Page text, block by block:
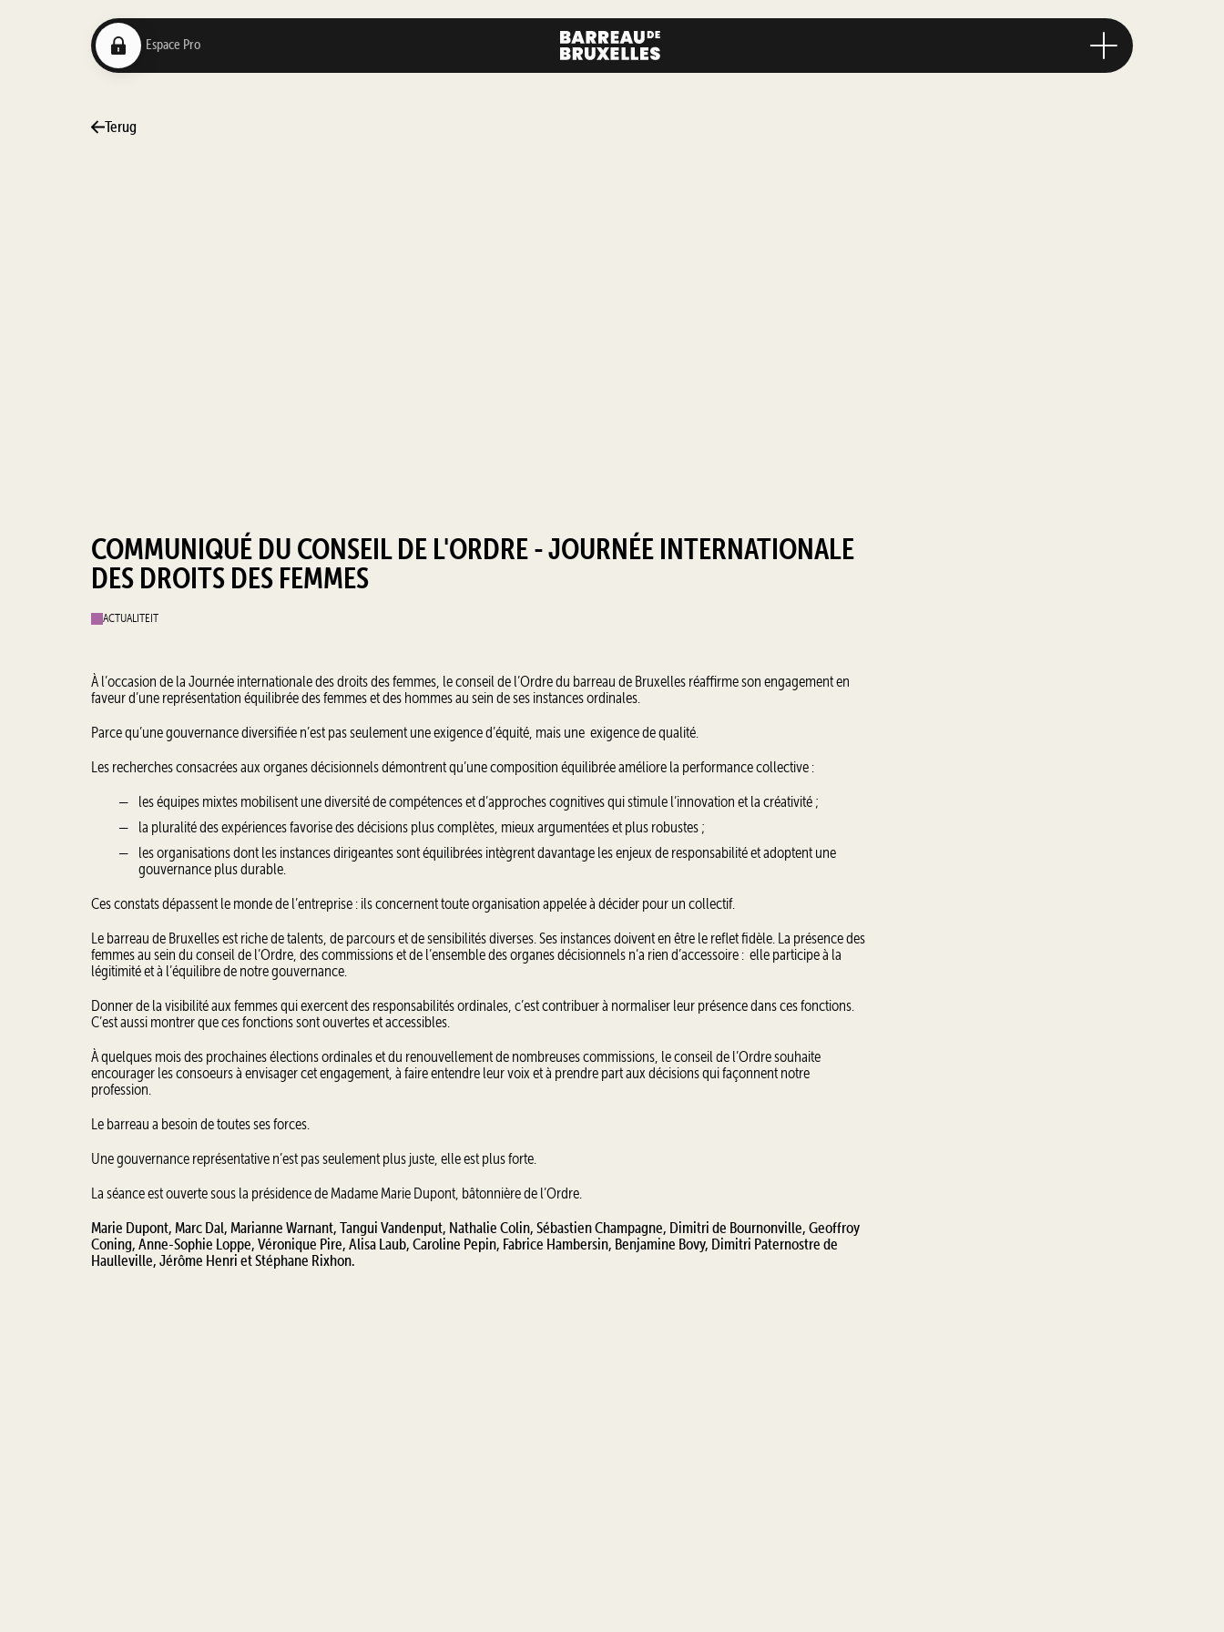
Terug
COMMUNIQUÉ DU CONSEIL DE L'ORDRE - JOURNÉE INTERNATIONALE
DES DROITS DES FEMMES
ACTUALITEIT
À l’occasion de la Journée internationale des droits des femmes, le conseil de l’Ordre du barreau de Bruxelles réaffirme son engagement en
faveur d’une représentation équilibrée des femmes et des hommes au sein de ses instances ordinales.
Parce qu’une gouvernance diversifiée n’est pas seulement une exigence d’équité, mais une exigence de qualité.
Les recherches consacrées aux organes décisionnels démontrent qu’une composition équilibrée améliore la performance collective :
les équipes mixtes mobilisent une diversité de compétences et d’approches cognitives qui stimule l’innovation et la créativité ;
la pluralité des expériences favorise des décisions plus complètes, mieux argumentées et plus robustes ;
les organisations dont les instances dirigeantes sont équilibrées intègrent davantage les enjeux de responsabilité et adoptent une
gouvernance plus durable.
Ces constats dépassent le monde de l’entreprise : ils concernent toute organisation appelée à décider pour un collectif.
Le barreau de Bruxelles est riche de talents, de parcours et de sensibilités diverses. Ses instances doivent en être le reflet fidèle. La présence des
femmes au sein du conseil de l’Ordre, des commissions et de l’ensemble des organes décisionnels n’a rien d’accessoire : elle participe à la
légitimité et à l’équilibre de notre gouvernance.
Donner de la visibilité aux femmes qui exercent des responsabilités ordinales, c’est contribuer à normaliser leur présence dans ces fonctions.
C’est aussi montrer que ces fonctions sont ouvertes et accessibles.
À quelques mois des prochaines élections ordinales et du renouvellement de nombreuses commissions, le conseil de l’Ordre souhaite
encourager les consoeurs à envisager cet engagement, à faire entendre leur voix et à prendre part aux décisions qui façonnent notre
profession.
Le barreau a besoin de toutes ses forces.
Une gouvernance représentative n’est pas seulement plus juste, elle est plus forte.
La séance est ouverte sous la présidence de Madame Marie Dupont, bâtonnière de l’Ordre.
Marie Dupont, Marc Dal, Marianne Warnant, Tangui Vandenput, Nathalie Colin, Sébastien Champagne, Dimitri de Bournonville, Geoffroy
Coning, Anne-Sophie Loppe, Véronique Pire, Alisa Laub, Caroline Pepin, Fabrice Hambersin, Benjamine Bovy, Dimitri Paternostre de
Haulleville, Jérôme Henri et Stéphane Rixhon.